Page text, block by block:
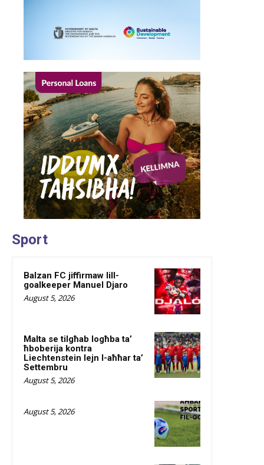
Sport
Balzan FC jiffirmaw lill-
goalkeeper Manuel Djaro
August 5, 2026
Malta se tilgħab logħba ta’
ħboberija kontra
Liechtenstein lejn l-aħħar ta’
Settembru
August 5, 2026
August 5, 2026